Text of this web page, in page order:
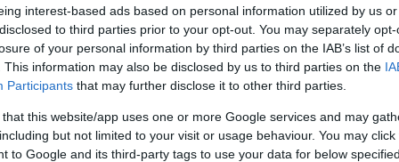
interest-based ads based on personal information utilized by us
to third parties prior to your opt-out. You may separately
of your personal information by third parties on the IAB’s list of
This information may also be disclosed by us to third parties on the
Participants that may further disclose it to other third parties.
that this website/app uses one or more Google services and may
but not limited to your visit or usage behaviour. You may
to Google and its third-party tags to use your data for below
στα ερευνητικά κέντρα. Η δέσμευσή μου
τρόπο μου ζητήσετε» και έκανε ειδική
ThessInTEC, το οποίο όπως σημείωσε
Ανάπτυξης και χρηματοδοτείται με